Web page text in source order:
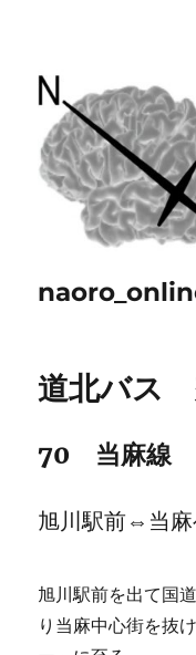
道北バス
70 当麻線
旭川駅前⇔当麻
旭川駅前を出て国
り当麻中心街を抜